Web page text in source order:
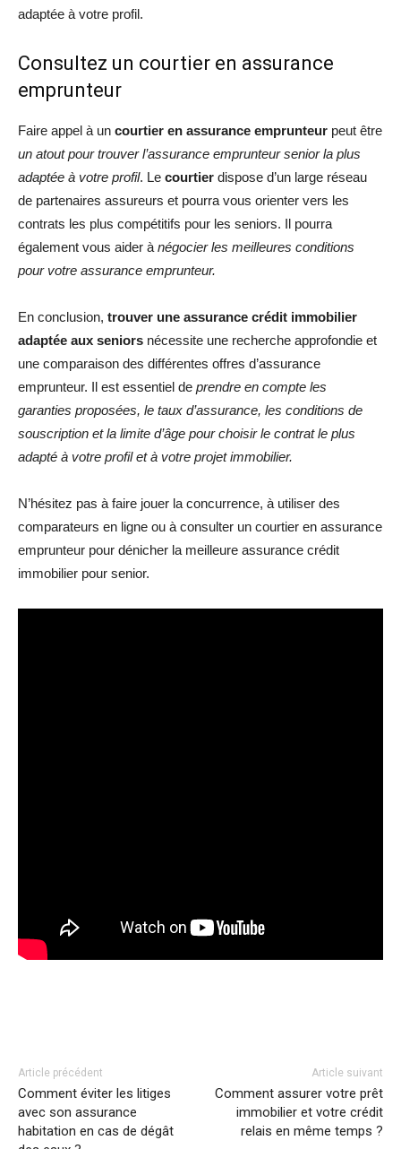
adaptée à votre profil.
Consultez un courtier en assurance
emprunteur
Faire appel à un courtier en assurance emprunteur peut être
un atout pour trouver l’assurance emprunteur senior la plus
adaptée à votre profil. Le courtier dispose d’un large réseau
de partenaires assureurs et pourra vous orienter vers les
contrats les plus compétitifs pour les seniors. Il pourra
également vous aider à négocier les meilleures conditions
pour votre assurance emprunteur.
En conclusion, trouver une assurance crédit immobilier
adaptée aux seniors nécessite une recherche approfondie et
une comparaison des différentes offres d’assurance
emprunteur. Il est essentiel de prendre en compte les
garanties proposées, le taux d’assurance, les conditions de
souscription et la limite d’âge pour choisir le contrat le plus
adapté à votre profil et à votre projet immobilier.
N’hésitez pas à faire jouer la concurrence, à utiliser des
comparateurs en ligne ou à consulter un courtier en assurance
emprunteur pour dénicher la meilleure assurance crédit
immobilier pour senior.
Article précédent
Comment éviter les litiges
avec son assurance
habitation en cas de dégât
Article suivant
Comment assurer votre prêt
immobilier et votre crédit
relais en même temps ?